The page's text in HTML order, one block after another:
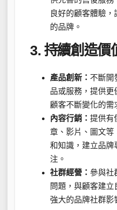
良好的顧客體驗
的品牌。
3. 持續創造價
產品創新： 不斷開
品或服務，提供更
顧客不斷變化的需
內容行銷： 提供有
章、影片、圖文等
和知識，建立品牌
注。
社群經營： 參與社
問題，與顧客建
強大的品牌社群影